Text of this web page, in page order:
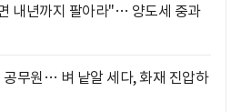
내년까지 팔아라"… 양도세 중과
공무원… 벼 낱알 세다, 화재 진압하